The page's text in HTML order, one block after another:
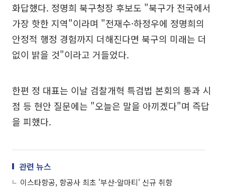
화답했다. 정명희 북구청장 후보도 "북구가 전국에서
가장 핫한 지역"이라며 "전재수·하정우에 정명희의
안정적 행정 경험까지 더해진다면 북구의 미래는 더
없이 밝을 것"이라고 거들었다.
한편 정 대표는 이날 검찰개혁 특검법 본회의 통과 시
점 등 현안 질문에는 "오늘은 말을 아끼겠다"며 즉답
을 피했다.
관련 뉴스
이스타항공, 항공사 최초 '부산-알마티' 신규 취항